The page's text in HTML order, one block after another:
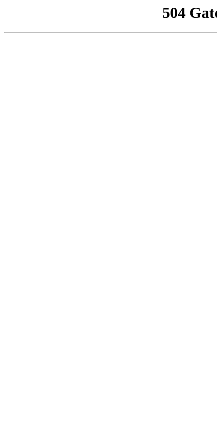
504